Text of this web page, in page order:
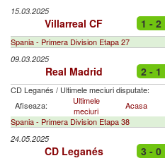
15.03.2025
Villarreal CF 1 - 2
Spania - Primera Division Etapa 27
09.03.2025
Real Madrid 2 - 1
CD Leganés / Ultimele meciuri disputate:
Afiseaza:
Ultimele
meciuri
Acasa
Spania - Primera Division Etapa 38
24.05.2025
CD Leganés 3 - 0